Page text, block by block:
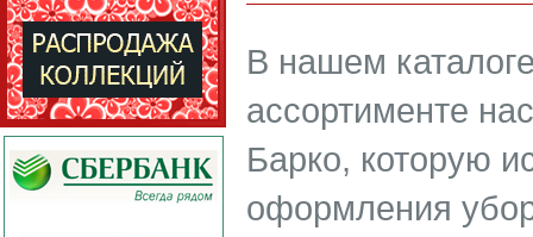
В нашем
ассортименте
Барко, которую
оформления